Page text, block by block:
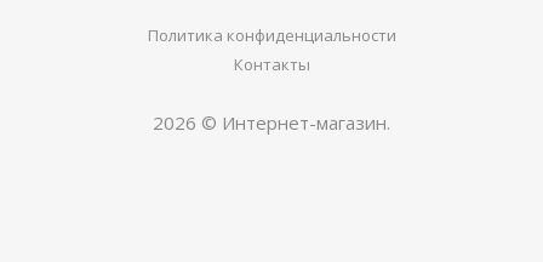
Политика конфиденциальности
Контакты
2026 © Интернет-магазин.